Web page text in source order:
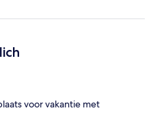
voor vakantie met